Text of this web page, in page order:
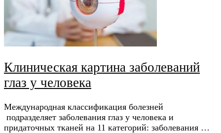
Клиническая картина заболеваний
глаз у человека
Международная классификация болезней
подразделяет заболевания глаз у человека и
придаточных тканей на 11 категорий: заболевания …